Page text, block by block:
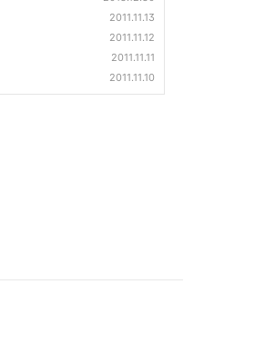
2011.11.13
2011.11.12
2011.11.11
2011.11.10